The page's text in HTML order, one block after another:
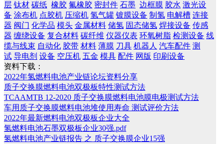
层 钛材 碳纸 橡胶 氟橡胶 密封件 石墨 边框膜 胶水 激光设
备 涂布机 点胶机 压缩机 氢气罐 镀膜设备 制氢 电解槽 连接
器 阀门 化学品 模头 金属材料 储氢 固态储氢 焊接设备 传感
器 缠绕设备 复合材料 碳纤维 仪器仪表 环氧树脂 检测设备 线
缆与线束 自动化 胶带 材料 薄膜 刀具 机器人 汽车配件 测
试 导电剂 设备 空压机 五金 模具 配件 网版 印刷设备
资料下载：
2022年氢燃料电池产业链论坛资料分享
质子交换膜燃料电池双极板特性测试方法
TCAAMTB 12-2020 质子交换膜燃料电池膜电极测试方法
车用质子交换膜燃料电池堆使用寿命 测试评价方法
2022年最新燃料电池双极板企业大全
氢燃料电池石墨双极板企业30强.pdf
氢燃料电池产业链报告 之 质子交换膜企业15强